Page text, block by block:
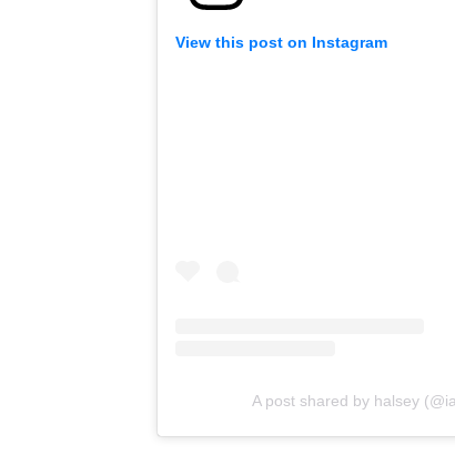
View this post on Instagram
A post shared by halsey